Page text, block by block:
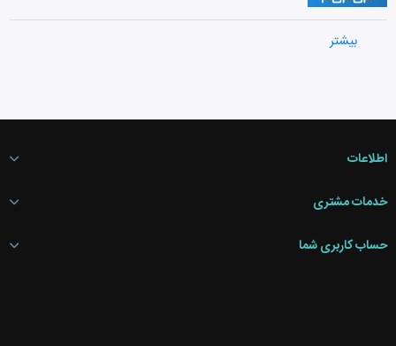
بیشتر
اطلاعات
خدمات مشتری
حساب کاربری شما